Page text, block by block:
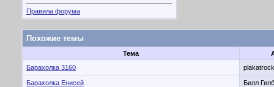
Правила форума
Похожие темы
Тема
Барахолка 3160
plakatrock
Барахолка Енисей Билл